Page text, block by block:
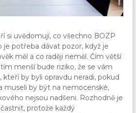
si uvědomují, co všechno BOZP
je potřeba dávat pozor, když je
měl a co raději neměl.Čím větší
menší bude riziko, že se vám
kteří by byli opravdu neradi, pokud
museli by být na nemocenské,
nejsou nadšeni. Rozhodně je
protože každý